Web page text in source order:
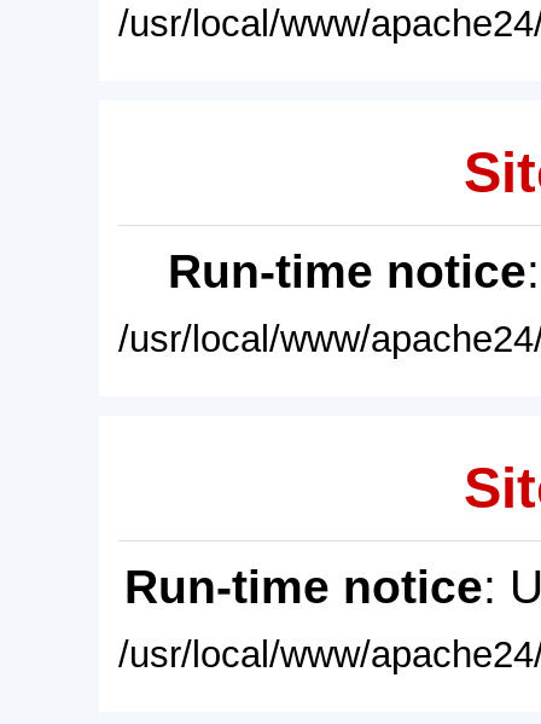
/usr/local/www/
Run-time notice
/usr/local/www/
Run-time notice:
/usr/local/www/